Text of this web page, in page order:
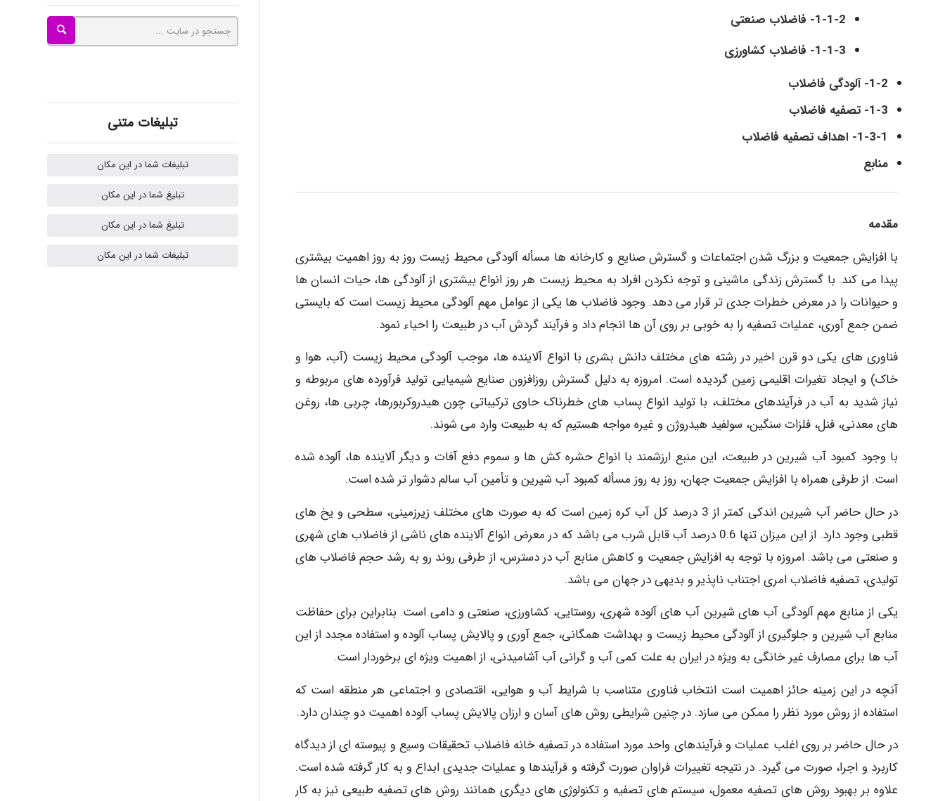
1-1-2- فاضلاب صنعتی
1-1-3- فاضلاب کشاورزی
1-2- آلودگی فاضلاب
1-3- تصفیه فاضلاب
1-3-1- اهداف تصفیه فاضلاب
منابع
مقدمه
با افزایش جمعیت و بزرگ شدن اجتماعات و گسترش صنایع و کارخانه‌ ها مسأله آلودگی محیط زیست روز به روز اهمیت بیشتری
پیدا می‌ کند. با گسترش زندگی ماشینی و توجه نکردن افراد به محیط زیست هر روز انواع بیشتری از آلودگی ها، حیات انسان ها
و حیوانات را در معرض خطرات جدی ‌تر قرار می ‌دهد. وجود فاضلاب ها یکی از عوامل مهم آلودگی محیط ‌زیست است که بایستی
ضمن جمع آوری، عملیات تصفیه را به خوبی بر روی آن ها انجام داد و فرآیند گردش آب در طبیعت را احیاء نمود.
فناوری های یکی دو قرن اخیر در رشته های مختلف دانش بشری با انواع آلاینده ها، موجب آلودگی محیط زیست (آب، هوا و
خاک) و ایجاد تغیرات اقلیمی زمین گردیده است. امروزه به دلیل گسترش روزافزون صنایع شیمیایی تولید فرآورده های مربوطه و
نیاز شدید به آب در فرآیندهای مختلف، با تولید انواع پساب های خطرناک حاوی ترکیباتی چون هیدروکربورها، چربی ها، روغن
های معدنی، فنل، فلزات سنگین، سولفید هیدروژن و غیره مواجه هستیم که به طبیعت وارد می شوند.
با وجود کمبود آب شیرین در طبیعت، این منبع ارزشمند با انواع حشره کش ها و سموم دفع آفات و دیگر آلاینده ها، آلوده شده
است. از طرفی همراه با افزایش جمعیت جهان، روز به روز مسأله کمبود آب شیرین و تأمین آب سالم دشوار تر شده است.
در حال حاضر آب شیرین اندکی کمتر از 3 درصد کل آب کره زمین است که به صورت های مختلف زیرزمینی، سطحی و یخ های
قطبی وجود دارد. از این میزان تنها 0.6 درصد آب قابل شرب می باشد که در معرض انواع آلاینده های ناشی از فاضلاب های شهری
و صنعتی می باشد. امروزه با توجه به افزایش جمعیت و کاهش منابع آب در دسترس، از طرفی روند رو به رشد حجم فاضلاب های
تولیدی، تصفیه فاضلاب امری اجتناب ناپذیر و بدیهی در جهان می باشد.
یکی از منابع مهم آلودگی آب های شیرین آب های آلوده شهری، روستایی، کشاورزی، صنعتی و دامی است. بنابراین برای حفاظت
منابع آب شیرین و جلوگیری از آلودگی محیط زیست و بهداشت همگانی، جمع آوری و پالایش پساب آلوده و استفاده مجدد از این
آب ها برای مصارف غیر خانگی به ویژه در ایران به علت کمی آب و گرانی آب آشامیدنی، از اهمیت ویژه ای برخوردار است.
آنچه در این زمینه حائز اهمیت است انتخاب فناوری متناسب با شرایط آب و هوایی، اقتصادی و اجتماعی هر منطقه است که
استفاده از روش مورد نظر را ممکن می سازد. در چنین شرایطی روش های آسان و ارزان پالایش پساب آلوده اهمیت دو چندان دارد.
در حال حاضر بر روی اغلب عملیات و فرآیندهای واحد مورد استفاده در تصفیه خانه فاضلاب تحقیقات وسیع و پیوسته ای از دیدگاه
کاربرد و اجرا، صورت می گیرد. در نتیجه تغییرات فراوان صورت گرفته و فرآیندها و عملیات جدیدی ابداع و به کار گرفته شده است.
علاوه بر بهبود روش های تصفیه معمول، سیستم های تصفیه و تکنولوژی های دیگری همانند روش های تصفیه طبیعی نیز به کار
Nazaninkarkon
Omid
ilhan200
تبلیغات متنی
تبلیغات شما در این مکان
تبلیغ شما در این مکان
تبلیغ شما در این مکان
تبلیغات شما در این مکان